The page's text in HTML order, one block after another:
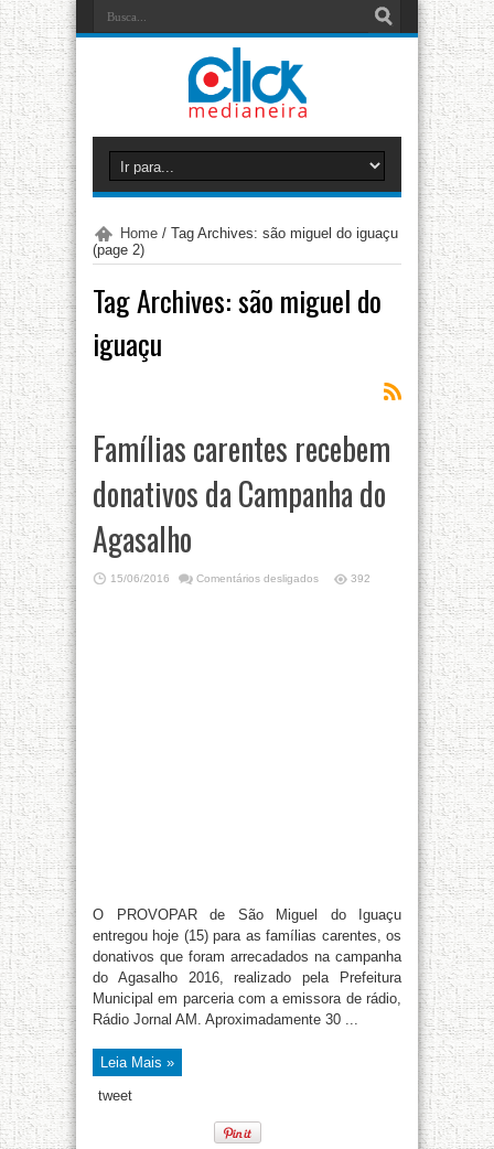
Home / Tag Archives: são miguel do iguaçu
(page 2)
Tag Archives:são miguel do
iguaçu
Famílias carentes recebem
donativos da Campanha do
Agasalho
15/06/2016 Comentários desligados 392
O PROVOPAR de São Miguel do Iguaçu
entregou hoje (15) para as famílias carentes, os
donativos que foram arrecadados na campanha
do Agasalho 2016, realizado pela Prefeitura
Municipal em parceria com a emissora de rádio,
Rádio Jornal AM. Aproximadamente 30 ...
Leia Mais »
tweet